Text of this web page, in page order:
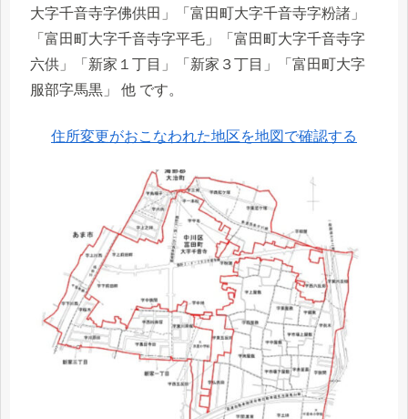
大字千音寺字佛供田」「富田町大字千音寺字粉諸」
「富田町大字千音寺字平毛」「富田町大字千音寺字
六供」「新家１丁目」「新家３丁目」「富田町大字
服部字馬黒」 他 です。
住所変更がおこなわれた地区を地図で確認する